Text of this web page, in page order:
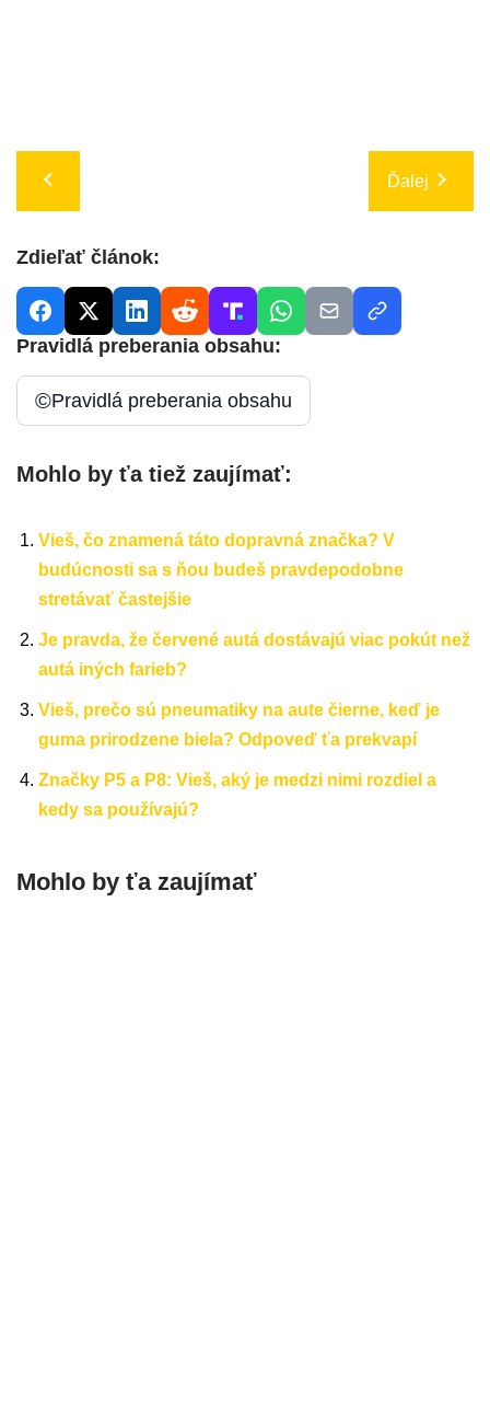
Ďalej
Zdieľať článok:
Pravidlá preberania obsahu:
©Pravidlá preberania obsahu
Mohlo by ťa tiež zaujímať:
Vieš, čo znamená táto dopravná značka? V
budúcnosti sa s ňou budeš pravdepodobne
stretávať častejšie
Je pravda, že červené autá dostávajú viac pokút než
autá iných farieb?
Vieš, prečo sú pneumatiky na aute čierne, keď je
guma prirodzene biela? Odpoveď ťa prekvapí
Značky P5 a P8: Vieš, aký je medzi nimi rozdiel a
kedy sa používajú?
Mohlo by ťa zaujímať